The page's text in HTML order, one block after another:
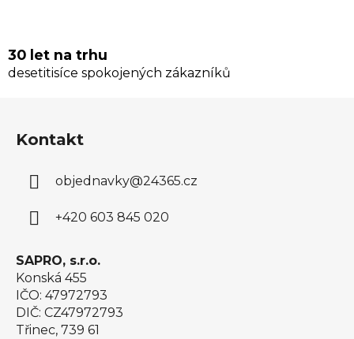
30 let na trhu
desetitisíce spokojených zákazníků
Kontakt
objednavky@24365.cz
+420 603 845 020
SAPRO, s.r.o.
Konská 455
IČO: 47972793
DIČ: CZ47972793
Třinec, 739 61